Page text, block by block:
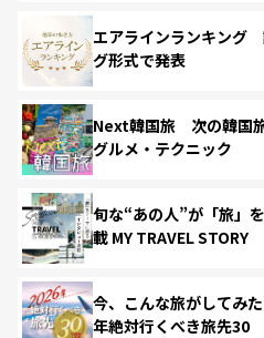
エアラインランキング
グ形式で発表
Next韓国旅 次の韓国
グルメ・テクニック
旬な“あの人”が「旅」
載 MY TRAVEL STORY
今、こんな旅がしてみ
年絶対行くべき旅先30